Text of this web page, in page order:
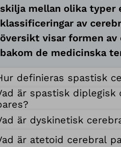
skilja mellan olika typer
klassificeringar av
översikt visar formen av
bakom de medicinska
definieras spastisk
är spastisk diplegisk
är dyskinetisk
är atetoid cerebral